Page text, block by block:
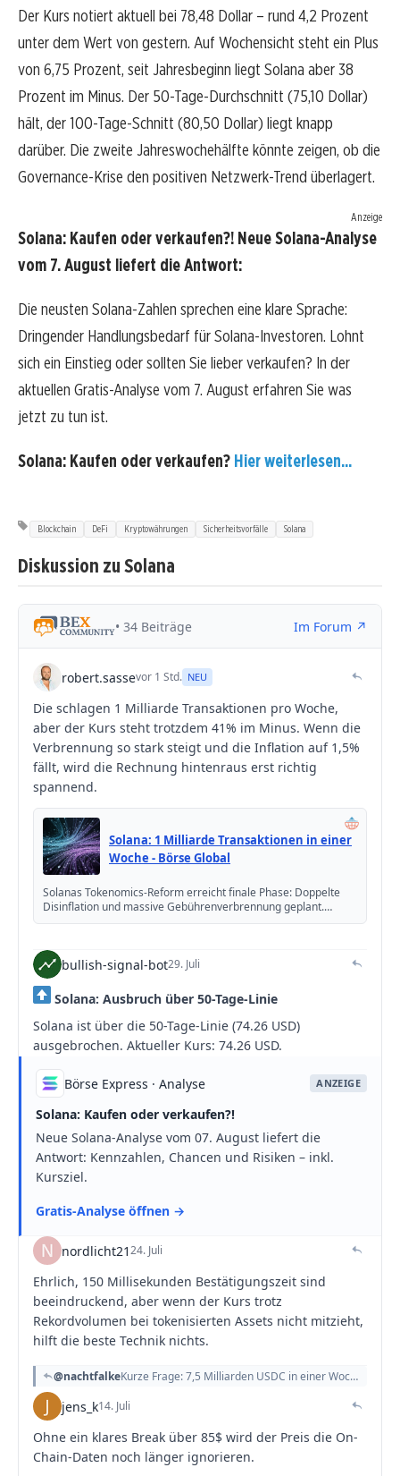
Der Kurs notiert aktuell bei 78,48 Dollar – rund 4,2 Prozent
unter dem Wert von gestern. Auf Wochensicht steht ein Plus
von 6,75 Prozent, seit Jahresbeginn liegt Solana aber 38
Prozent im Minus. Der 50-Tage-Durchschnitt (75,10 Dollar)
hält, der 100-Tage-Schnitt (80,50 Dollar) liegt knapp
darüber. Die zweite Jahreswochehälfte könnte zeigen, ob die
Governance-Krise den positiven Netzwerk-Trend überlagert.
Anzeige
Solana: Kaufen oder verkaufen?! Neue Solana-Analyse
vom 7. August liefert die Antwort:
Die neusten Solana-Zahlen sprechen eine klare Sprache:
Dringender Handlungsbedarf für Solana-Investoren. Lohnt
sich ein Einstieg oder sollten Sie lieber verkaufen? In der
aktuellen Gratis-Analyse vom 7. August erfahren Sie was
jetzt zu tun ist.
Solana: Kaufen oder verkaufen? Hier weiterlesen...
Blockchain DeFi Kryptowährungen Sicherheitsvorfälle Solana
Diskussion zu Solana